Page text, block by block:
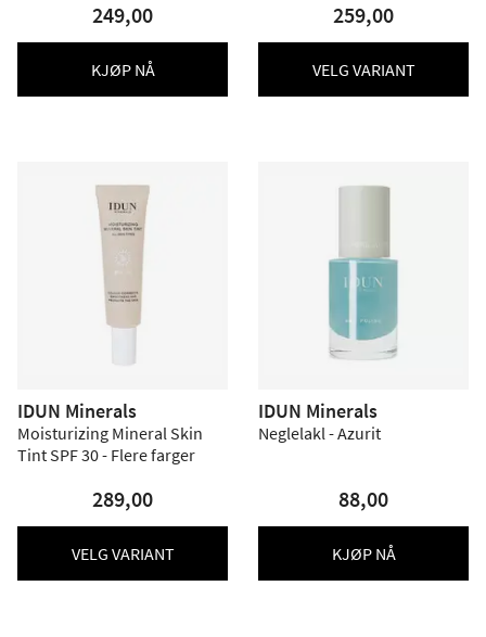
249,00
KJØP NÅ
259,00
VELG VARIANT
IDUN Minerals
Moisturizing Mineral Skin
Tint SPF 30 - Flere farger
289,00
VELG VARIANT
IDUN Minerals
Neglelakl - Azurit
88,00
KJØP NÅ